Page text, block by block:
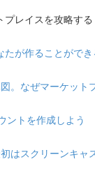
レイスを攻略する
たが作ることがで
。なぜマーケッ
ントを作成しよう
はスクリーンキャ